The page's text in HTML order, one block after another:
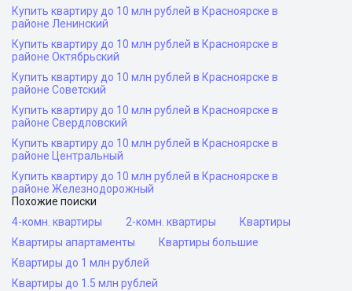
Купить квартиру до 10 млн рублей в Красноярске в
районе Ленинский
Купить квартиру до 10 млн рублей в Красноярске в
районе Октябрьский
Купить квартиру до 10 млн рублей в Красноярске в
районе Советский
Купить квартиру до 10 млн рублей в Красноярске в
районе Свердловский
Купить квартиру до 10 млн рублей в Красноярске в
районе Центральный
Купить квартиру до 10 млн рублей в Красноярске в
районе Железнодорожный
Похожие поиски
4-комн. квартиры
2-комн. квартиры
Квартиры
Квартиры апартаменты
Квартиры большие
Квартиры до 1 млн рублей
Квартиры до 1.5 млн рублей